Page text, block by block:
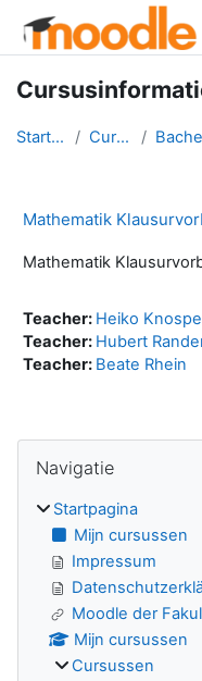
Ga naar hoofdinhoud
Startpagina Cursussen
Mathematik
Mathematik
Teacher: Heiko Knospe
Teacher: Hubert
Teacher: Beate Rhein
Blokken
Navigatie
Startpagina
Mijn cursussen
Impressum
Moodle der
Mijn cursussen
Cursussen